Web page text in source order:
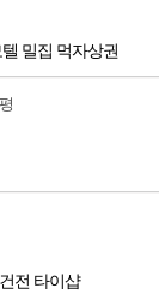
밀집 먹자상권
전 타이샵